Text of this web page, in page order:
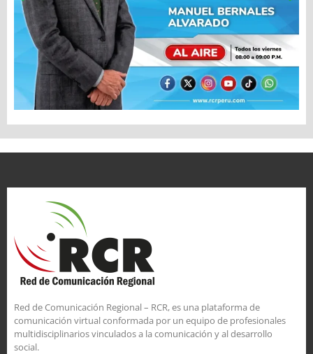
Red de Comunicación Regional – RCR, es una plataforma de
comunicación virtual conformada por un equipo de profesionales
multidisciplinarios vinculados a la comunicación y al desarrollo
social.